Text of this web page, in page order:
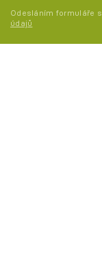
Odesláním formuláře
údajů